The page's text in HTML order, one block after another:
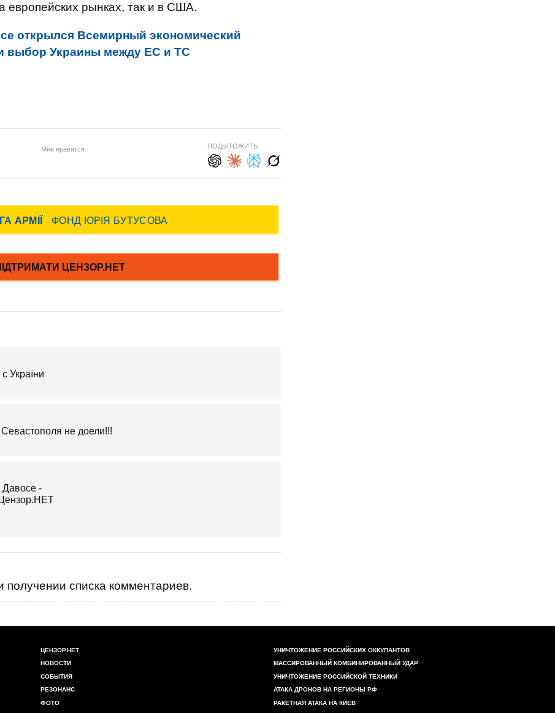
европейских рынках, так и в США.
открылся Всемирный экономический
выбор Украины между ЕС и ТС
Мне нравится ПОДЫТОЖИТЬ:
України
не доели!!!
списка комментариев.
ЦЕНЗОР.НЕТ
НОВОСТИ
СОБЫТИЯ
РЕЗОНАНС
ФОТО
УНИЧТОЖЕНИЕ РОССИЙСКИХ ОККУПАНТОВ
МАССИРОВАННЫЙ КОМБИНИРОВАННЫЙ УДАР
УНИЧТОЖЕНИЕ РОССИЙСКОЙ ТЕХНИКИ
АТАКА ДРОНОВ НА РЕГИОНЫ РФ
РАКЕТНАЯ АТАКА НА КИЕВ